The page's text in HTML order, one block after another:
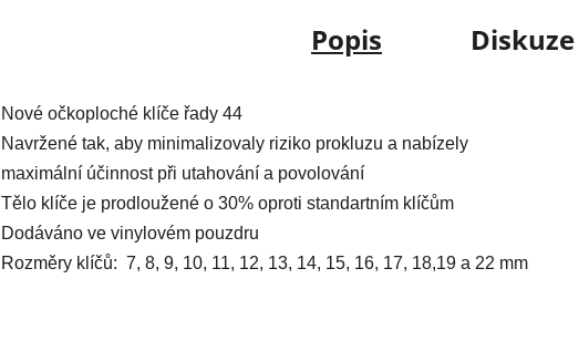
Popis Diskuze
Nové očkoploché klíče řady 44
Navržené tak, aby minimalizovaly riziko prokluzu a nabízely
maximální účinnost při utahování a povolování
Tělo klíče je prodloužené o 30% oproti standartním klíčům
Dodáváno ve vinylovém pouzdru
Rozměry klíčů: 7, 8, 9, 10, 11, 12, 13, 14, 15, 16, 17, 18,19 a 22 mm